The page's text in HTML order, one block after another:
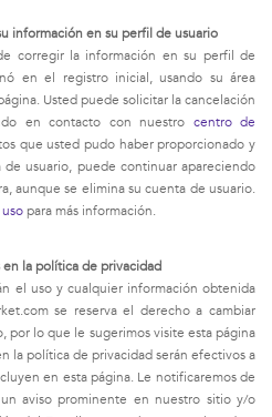
información en su perfil de usuario
corregir la información en su perfil de
en el registro inicial, usando su área
Usted puede solicitar la cancelación
en contacto con nuestro centro de
que usted pudo haber proporcionado y
usuario, puede continuar apareciendo
aunque se elimina su cuenta de usuario.
para más información.
en la política de privacidad
el uso y cualquier información obtenida
se reserva el derecho a cambiar
por lo que le sugerimos visite esta página
la política de privacidad serán efectivos a
en esta página. Le notificaremos de
aviso prominente en nuestro sitio y/o